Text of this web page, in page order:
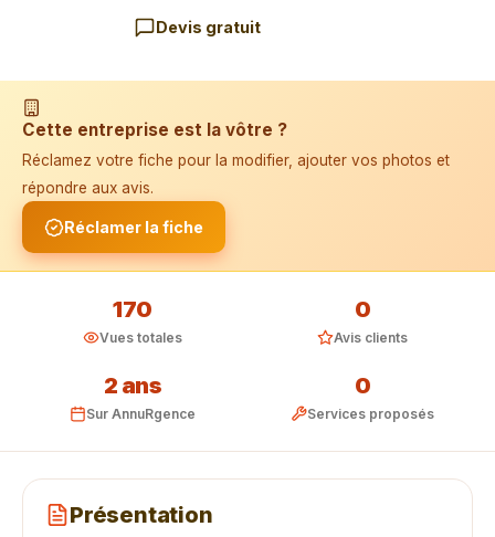
Devis gratuit
Cette entreprise est la vôtre ?
Réclamez votre fiche pour la modifier, ajouter vos photos et
répondre aux avis.
Réclamer la fiche
170
Vues totales
0
Avis clients
2 ans
Sur AnnuRgence
0
Services proposés
Présentation